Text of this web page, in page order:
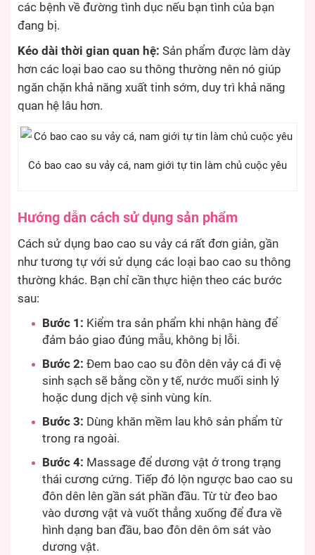
các bệnh về đường tình dục nếu bạn tình của bạn
đang bị.
Kéo dài thời gian quan hệ: Sản phẩm được làm dày
hơn các loại bao cao su thông thường nên nó giúp
ngăn chặn khả năng xuất tinh sớm, duy trì khả năng
quan hệ lâu hơn.
Có bao cao su vảy cá, nam giới tự tin làm chủ cuộc yêu
Hướng dẫn cách sử dụng sản phẩm
Cách sử dụng bao cao su vảy cá rất đơn giản, gần
như tương tự với sử dụng các loại bao cao su thông
thường khác. Bạn chỉ cần thực hiện theo các bước
sau:
Bước 1: Kiểm tra sản phẩm khi nhận hàng để
đảm bảo giao đúng mẫu, không bị lỗi.
Bước 2: Đem bao cao su đôn dên vảy cá đi vệ
sinh sạch sẽ bằng cồn y tế, nước muối sinh lý
hoặc dung dịch vệ sinh vùng kín.
Bước 3: Dùng khăn mềm lau khô sản phẩm từ
trong ra ngoài.
Bước 4: Massage để dương vật ở trong trạng
thái cương cứng. Tiếp đó lộn ngược bao cao su
đôn dên lên gần sát phần đầu. Từ từ đeo bao
vào dương vật và vuốt thẳng xuống để đưa về
hình dạng ban đầu, bao đôn dên ôm sát vào
dương vật.